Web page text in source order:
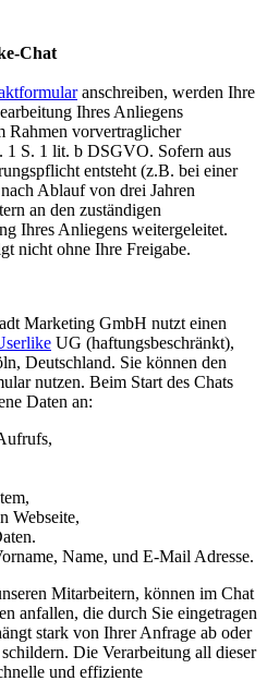
Chat
anschreiben, werden Ihre
Ihres Anliegens
Rahmen vorvertraglicher
1 S. 1 lit. b DSGVO. Sofern aus
entsteht (z.B. bei einer
Ablauf von drei Jahren
an den zuständigen
Ihres Anliegens weitergeleitet.
nicht ohne Ihre Freigabe.
Marketing GmbH nutzt einen
UG (haftungsbeschränkt),
Deutschland. Sie können den
nutzen. Beim Start des Chats
Daten an:
Webseite,
Name, und E-Mail Adresse.
Mitarbeitern, können im Chat
anfallen, die durch Sie eingetragen
stark von Ihrer Anfrage ab oder
Die Verarbeitung all dieser
und effiziente